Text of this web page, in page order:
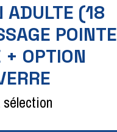
ADULTE (18
POINTE
OPTION